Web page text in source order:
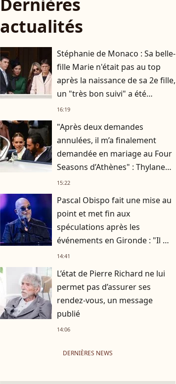
actualités
Stéphanie de Monaco : Sa belle-
fille Marie n'était pas au top
après la naissance de sa 2e fille,
un "très bon suivi" a été
nécessaire
16:19
"Après deux demandes
annulées, il m’a finalement
demandée en mariage au Four
Seasons d’Athènes" : Thylane
Blondeau raconte ses
15:22
Pascal Obispo fait une mise au
point et met fin aux
spéculations après les
événements en Gironde : "Il me
semble important de
14:41
L’état de Pierre Richard ne lui
permet pas d’assurer ses
rendez-vous, un message
publié
14:06
DERNIÈRES NEWS